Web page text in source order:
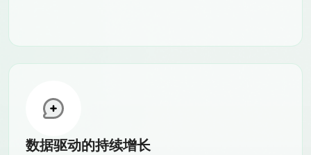
数据驱动的持续增长